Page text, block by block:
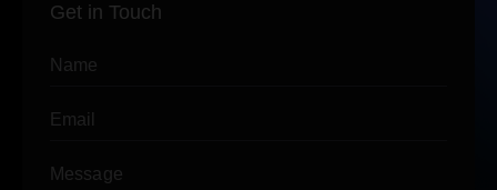
Get in Touch